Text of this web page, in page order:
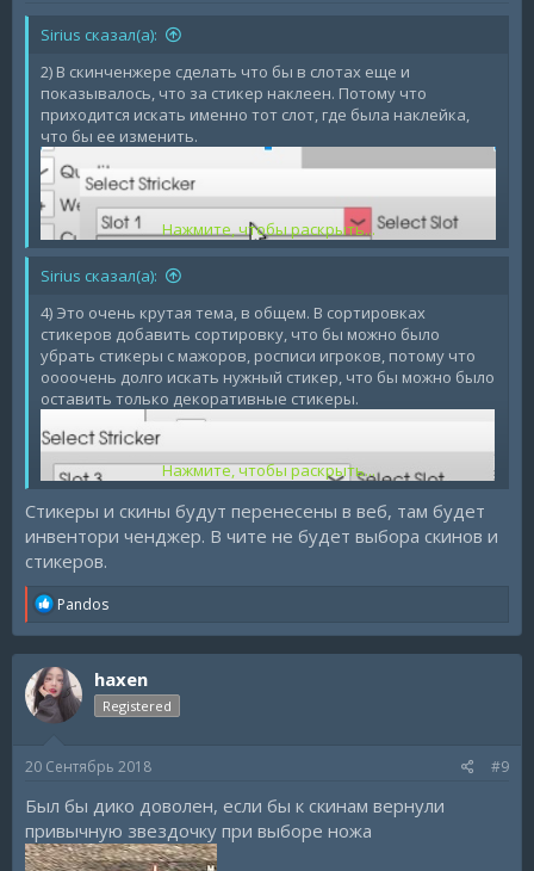
Sirius сказал(а):
2) В скинченжере сделать что бы в слотах еще и
показывалось, что за стикер наклеен. Потому что
приходится искать именно тот слот, где была наклейка,
что бы ее изменить.
Нажмите, чтобы раскрыть...
Sirius сказал(а):
4) Это очень крутая тема, в общем. В сортировках
стикеров добавить сортировку, что бы можно было
убрать стикеры с мажоров, росписи игроков, потому что
оооочень долго искать нужный стикер, что бы можно было
оставить только декоративные стикеры.
Нажмите, чтобы раскрыть...
Стикеры и скины будут перенесены в веб, там будет
инвентори ченджер. В чите не будет выбора скинов и
стикеров.
R
a
c
t
i
o
:
Pandos
haxen
Registered
20 Сентябрь 2018 #9
Был бы дико доволен, если бы к скинам вернули
привычную звездочку при выборе ножа